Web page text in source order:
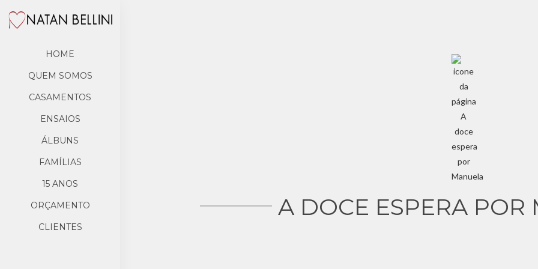
HOME
QUEM SOMOS
CASAMENTOS
ENSAIOS
ÁLBUNS
FAMÍLIAS
15 ANOS
ORÇAMENTO
CLIENTES
A DOCE ESPERA POR